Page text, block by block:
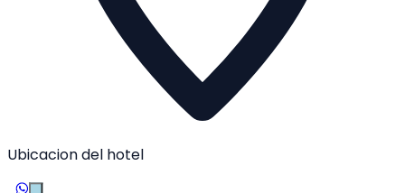
Ubicacion del hotel